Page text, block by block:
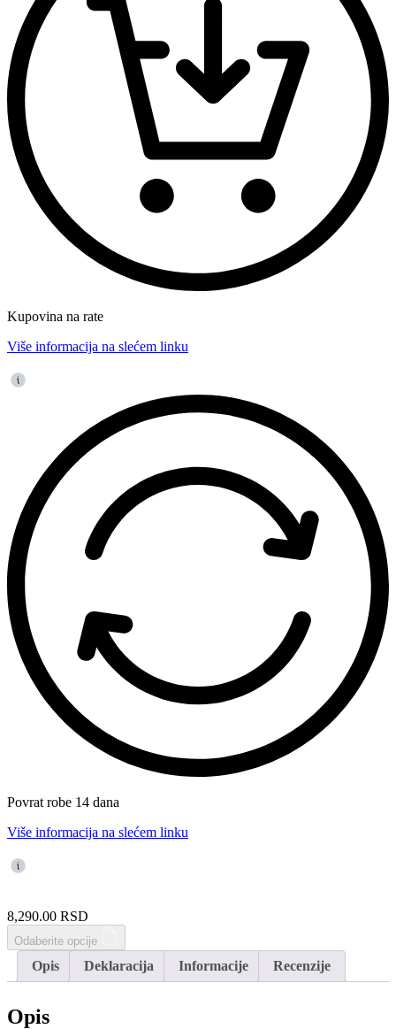
Kupovina na rate
Više informacija na slećem linku
Povrat robe 14 dana
Više informacija na slećem linku
8,290.00 RSD
Odaberite opcije
Opis Deklaracija Informacije Recenzije
Opis